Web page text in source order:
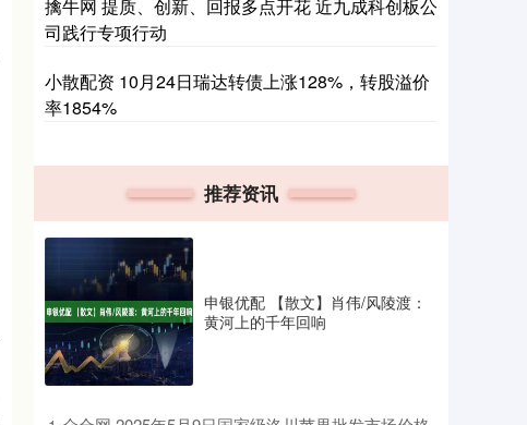
擒牛网 提质、创新、回报多点开花 近九成科创板公
司践行专项行动
小散配资 10月24日瑞达转债上涨128%，转股溢价
率1854%
推荐资讯
申银优配 【散文】肖伟/风陵渡：
黄河上的千年回响